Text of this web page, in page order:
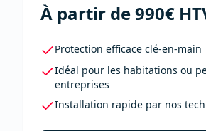
À partir de 990€
Protection efficace clé-en-main
Idéal pour les habitations ou
entreprises
Installation rapide par nos